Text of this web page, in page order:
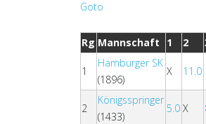
Rg Mannschaft 1 2
1
Hamburger SK
(1896)
X 11.0
2
Königsspringer
(1433)
5.0 X